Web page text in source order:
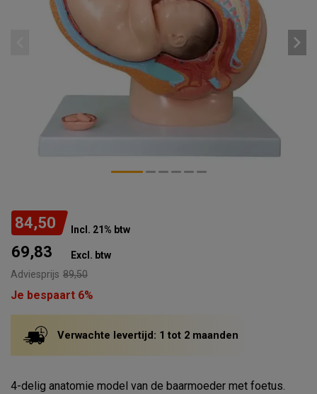
84,50 Incl. 21% btw
69,83 Excl. btw
Adviesprijs 89,50
Je bespaart 6%
Verwachte levertijd: 1 tot 2 maanden
4-delig anatomie model van de baarmoeder met foetus.